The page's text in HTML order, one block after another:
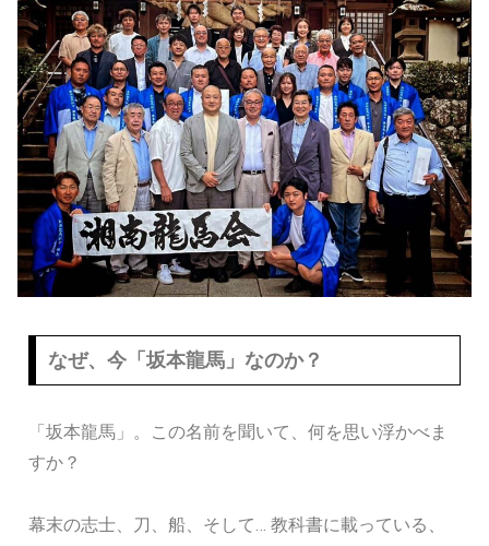
なぜ、今「坂本龍馬」なのか？
「坂本龍馬」。この名前を聞いて、何を思い浮かべま
すか？
幕末の志士、刀、船、そして… 教科書に載っている、